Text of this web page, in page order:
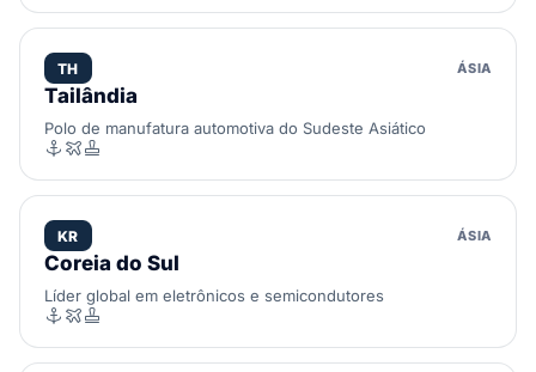
TH ÁSIA
Tailândia
Polo de manufatura automotiva do Sudeste Asiático
KR ÁSIA
Coreia do Sul
Líder global em eletrônicos e semicondutores